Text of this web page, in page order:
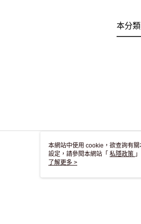
本分
本網站中使用 cookie，欲查詢有
設定，請參閱本網站「 私隱政策
用 cookie。
了解更多 >